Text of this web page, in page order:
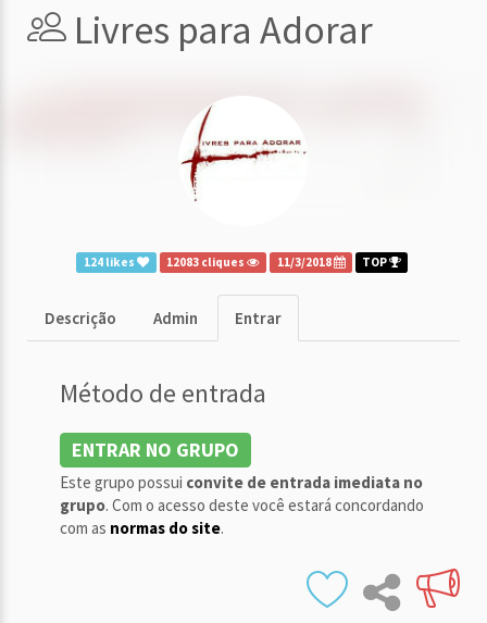
Livres para Adorar
124 likes 12083 cliques 11/3/2018 TOP
Descrição Admin Entrar
Método de entrada
ENTRAR NO GRUPO
Este grupo possui convite de entrada imediata no
grupo. Com o acesso deste você estará concordando
com as normas do site.